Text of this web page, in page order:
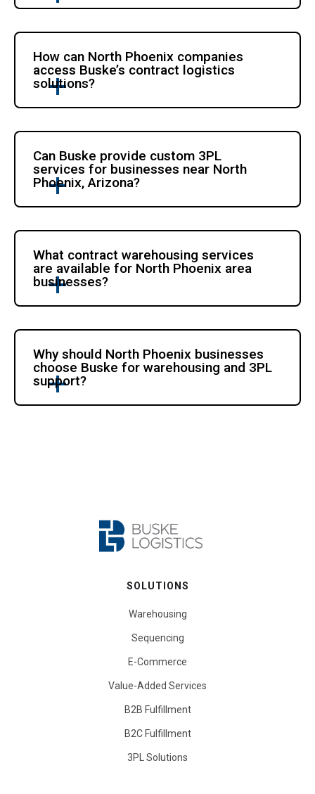
How can North Phoenix companies
access Buske’s contract logistics
solutions?
Can Buske provide custom 3PL
services for businesses near North
Phoenix, Arizona?
What contract warehousing services
are available for North Phoenix area
businesses?
Why should North Phoenix businesses
choose Buske for warehousing and 3PL
support?
SOLUTIONS
Warehousing
Sequencing
E-Commerce
Value-Added Services
B2B Fulfillment
B2C Fulfillment
3PL Solutions